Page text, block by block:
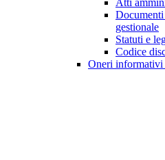
Atti
gestionale
Statuti e
Codice
Oneri informativi